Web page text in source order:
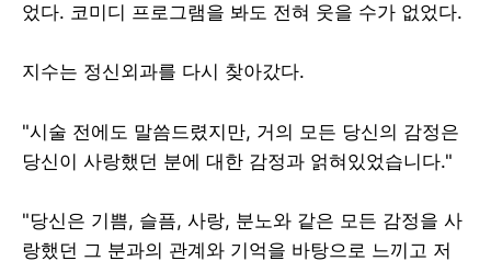
었다. 코미디 프로그램을 봐도 전혀 웃을 수가 없었다.
지수는 정신외과를 다시 찾아갔다.
"시술 전에도 말씀드렸지만, 거의 모든 당신의 감정은
당신이 사랑했던 분에 대한 감정과 얽혀있었습니다."
"당신은 기쁨, 슬픔, 사랑, 분노와 같은 모든 감정을 사
랑했던 그 분과의 관계와 기억을 바탕으로 느끼고 저